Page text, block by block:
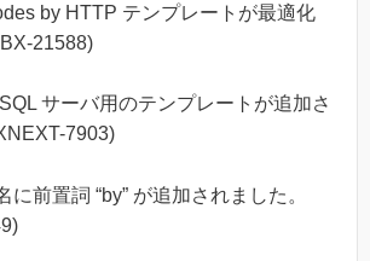
by HTTP テンプレートが最適化
21588)
サーバ用のテンプレートが追加さ
7903)
に前置詞 “by” が追加されました。